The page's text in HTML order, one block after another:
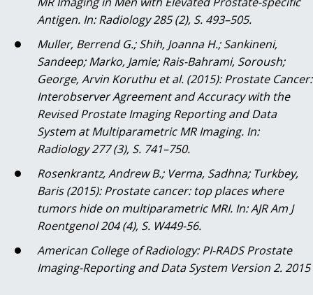
Antigen. In: Radiology 285 (2), S. 493–505.
Muller, Berrend G.; Shih, Joanna H.; Sankineni,
Sandeep; Marko, Jamie; Rais-Bahrami, Soroush;
George, Arvin Koruthu et al. (2015): Prostate Cancer:
Interobserver Agreement and Accuracy with the
Revised Prostate Imaging Reporting and Data
System at Multiparametric MR Imaging. In:
Radiology 277 (3), S. 741–750.
Rosenkrantz, Andrew B.; Verma, Sadhna; Turkbey,
Baris (2015): Prostate cancer: top places where
tumors hide on multiparametric MRI. In: AJR Am J
Roentgenol 204 (4), S. W449-56.
American College of Radiology: PI-RADS Prostate
Imaging-Reporting and Data System Version 2. 2015